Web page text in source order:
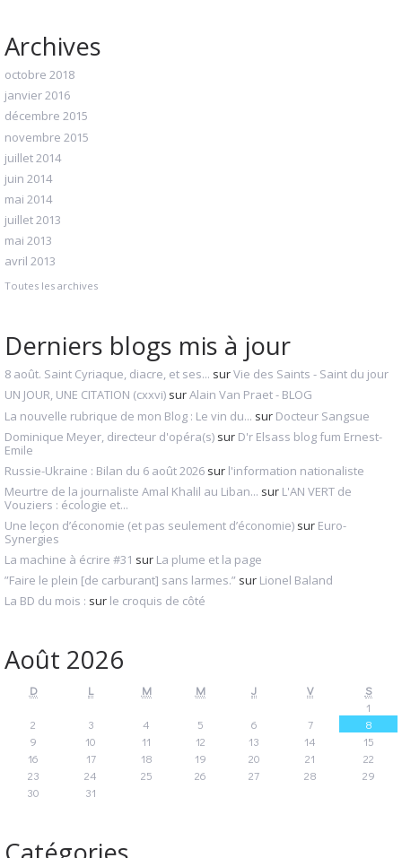
Archives
octobre 2018
janvier 2016
décembre 2015
novembre 2015
juillet 2014
juin 2014
mai 2014
juillet 2013
mai 2013
avril 2013
Toutes les archives
Derniers blogs mis à jour
8 août. Saint Cyriaque, diacre, et ses... surVie des Saints - Saint du jour
UN JOUR, UNE CITATION (cxxvi) surAlain Van Praet - BLOG
La nouvelle rubrique de mon Blog : Le vin du... sur Docteur Sangsue
Dominique Meyer, directeur d'opéra(s) sur D'r Elsass blog fum Ernest-
Emile
Russie-Ukraine : Bilan du 6 août 2026 sur l'information nationaliste
Meurtre de la journaliste Amal Khalil au Liban... sur L'AN VERT de
Vouziers : écologie et...
Une leçon d’économie (et pas seulement d’économie) sur Euro-
Synergies
La machine à écrire #31 sur La plume et la page
”Faire le plein [de carburant] sans larmes.” sur Lionel Baland
La BD du mois : sur le croquis de côté
Août 2026
D L M M J V
S
1
2
3 4 5 6 7
8
9
10 11 12 13 14
15
16
17 18 19 20 21
22
23
24 25 26 27 28
29
30
31